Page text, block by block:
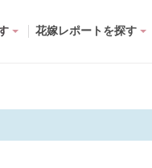
花嫁レポートを探す